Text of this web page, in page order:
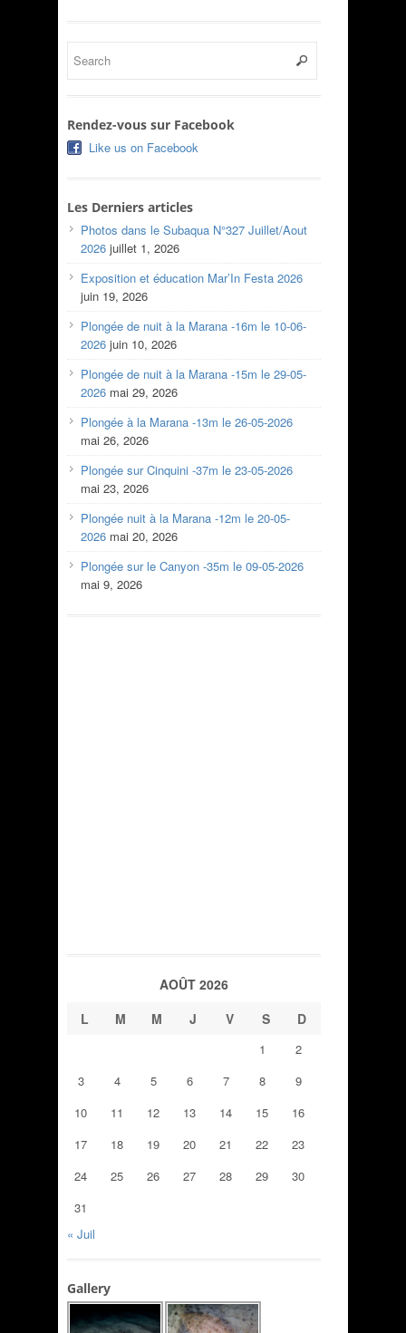
Rendez-vous sur Facebook
Like us on Facebook
Les Derniers articles
Photos dans le Subaqua N°327 Juillet/Aout
2026 juillet 1, 2026
Exposition et éducation Mar’In Festa 2026
juin 19, 2026
Plongée de nuit à la Marana -16m le 10-06-
2026 juin 10, 2026
Plongée de nuit à la Marana -15m le 29-05-
2026 mai 29, 2026
Plongée à la Marana -13m le 26-05-2026
mai 26, 2026
Plongée sur Cinquini -37m le 23-05-2026
mai 23, 2026
Plongée nuit à la Marana -12m le 20-05-
2026 mai 20, 2026
Plongée sur le Canyon -35m le 09-05-2026
mai 9, 2026
AOÛT 2026
L
M M J V S D
1
2
3
4 5 6 7 8
9
10
11 12 13 14 15
16
17
18 19 20 21 22
23
24
25 26 27 28 29
30
31
« Juil
Gallery